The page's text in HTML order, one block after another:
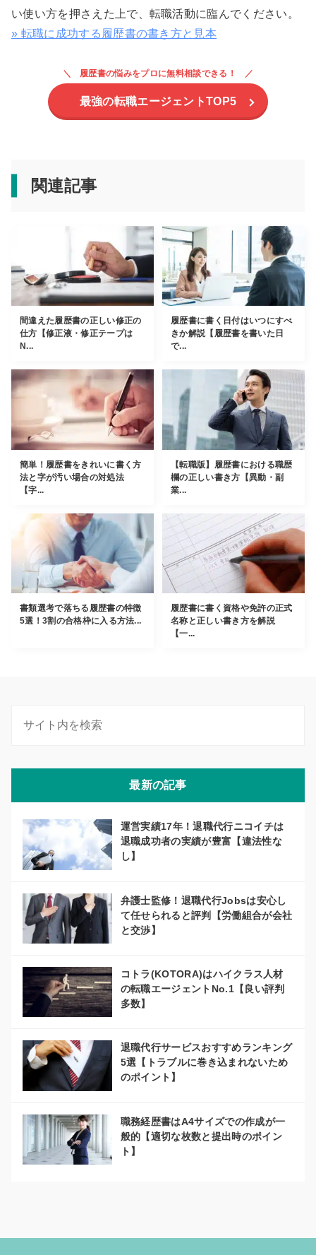
い使い方を押さえた上で、転職活動に臨んでください。
» 転職に成功する履歴書の書き方と見本
履歴書の悩みをプロに無料相談できる！
最強の転職エージェントTOP5
関連記事
間違えた履歴書の正しい修正の
仕方【修正液・修正テープは
N...
履歴書に書く日付はいつにすべ
きか解説【履歴書を書いた日
で...
簡単！履歴書をきれいに書く方
法と字が汚い場合の対処法
【字...
【転職版】履歴書における職歴
欄の正しい書き方【異動・副
業...
書類選考で落ちる履歴書の特徴
5選！3割の合格枠に入る方法...
履歴書に書く資格や免許の正式
名称と正しい書き方を解説
【一...
最新の記事
運営実績17年！退職代行ニコイチは
退職成功者の実績が豊富【違法性な
し】
弁護士監修！退職代行Jobsは安心し
て任せられると評判【労働組合が会社
と交渉】
コトラ(KOTORA)はハイクラス人材
の転職エージェントNo.1【良い評判
多数】
退職代行サービスおすすめランキング
5選【トラブルに巻き込まれないため
のポイント】
職務経歴書はA4サイズでの作成が一
般的【適切な枚数と提出時のポイン
ト】